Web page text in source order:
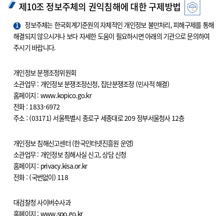
제10조 정보주체의 권익침해에 대한 구제방법
1
정보주체는 한국회계기준원의 자체적인 개인정보 불만처리, 피해구제를 통해
해결되지 않으시거나 보다 자세한 도움이 필요하시면 아래의 기관으로 문의하여
주시기 바랍니다.
개인정보 분쟁조정위원회
소관업무 : 개인정보 분쟁조정신청, 집단분쟁조정 (민사적 해결)
홈페이지 : www.kopico.go.kr
전화 : 1833-6972
주소 : (03171) 서울특별시 종로구 세종대로 209 정부서울청사 12층
개인정보 침해신고센터 (한국인터넷진흥원 운영)
소관업무 : 개인정보 침해사실 신고, 상담 신청
홈페이지 : privacy.kisa.or.kr
전화 : (국번없이) 118
대검찰청 사이버수사과
홈페이지 : www.spo.go.kr